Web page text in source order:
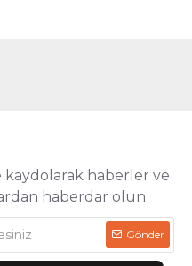
haberler ve
haberdar olun
Gönder